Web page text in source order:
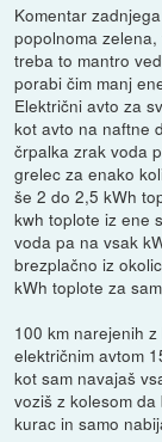
Komentar
popolnoma
treba to mantro
porabi čim manj
Električni avto za
kot avto na naftne
črpalka zrak voda
grelec za enako
še 2 do 2,5 kWh
kwh toplote iz ene
voda pa na vsak
brezplačno iz
kWh toplote za
100 km narejenih
električnim avtom
kot sam navajaš
voziš z kolesom
kurac in samo